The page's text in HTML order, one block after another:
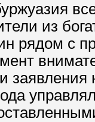
из
рядом с